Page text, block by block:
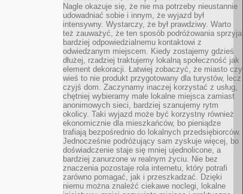
Nagle okazuje się, że nie ma potrzeby nieustannie
udowadniać sobie i innym, że wyjazd był
intensywny. Wystarczy, że był prawdziwy. Warto
też zauważyć, że ten sposób podróżowania sprzyja
bardziej odpowiedzialnemu kontaktowi z
odwiedzanym miejscem. Kiedy zostajemy gdzieś
dłużej, rzadziej traktujemy lokalną społeczność jak
element dekoracji. Łatwiej zobaczyć, że miasto czy
wieś to nie produkt przygotowany dla turystów, lecz
czyjś dom. Zaczynamy inaczej korzystać z usług,
chętniej wybieramy małe lokalne miejsca zamiast
anonimowych sieci, bardziej szanujemy rytm
okolicy. Taki wyjazd może być korzystny również
ekonomicznie dla mieszkańców, bo pieniądze
trafiają bezpośrednio do lokalnych przedsiębiorców.
Jednocześnie podróżujący sam zyskuje więcej, bo
doświadczenie staje się mniej ujednolicone, a
bardziej zanurzone w realnym życiu. Nie bez
znaczenia pozostaje rola internetu, który potrafi
zarówno pomagać, jak i przeszkadzać. Dzięki
niemu można znaleźć ciekawe noclegi, lokalne